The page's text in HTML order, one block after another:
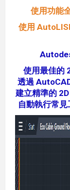
使用功能
使用
使用最佳的
透過
建立精準的
自動執行常見